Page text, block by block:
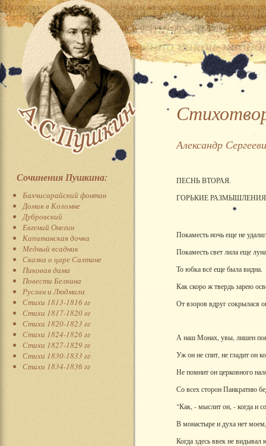
Сочинения Пушкина:
Бахчисарайский фонтан
Домик в Коломне
Дубровский
Евгений Онегин
Капитанская дочка
Медный всадник
Сказка о царе Салтане
Пиковая дама
Повести Белкина
Руслан и Людмила
Стихи 1813-1816 гг
Стихи 1817-1820 гг
Стихи 1820-1823 гг
Стихи 1824-1826 гг
Стихи 1827-1829 гг
Стихи 1830-1833 гг
Стихи 1834-1836 гг
Александр
ПЕСНЬ ВТОРАЯ.
ГОРЬКИЕ
Покаместь ночь еще не
Покаместь свет лила еще
То юбка всё еще была видна.
Как скоро ж твердь зарею
От взоров вдруг сокрылася
А наш Монах, увы, лишен
Уж он не спит, не гладит он
Не помнит он церковного
Со всех сторон Панкратию
"Как, - мыслит он, - когда и
В монастыре и духа нет моем,
Когда здесь ввек не видывал